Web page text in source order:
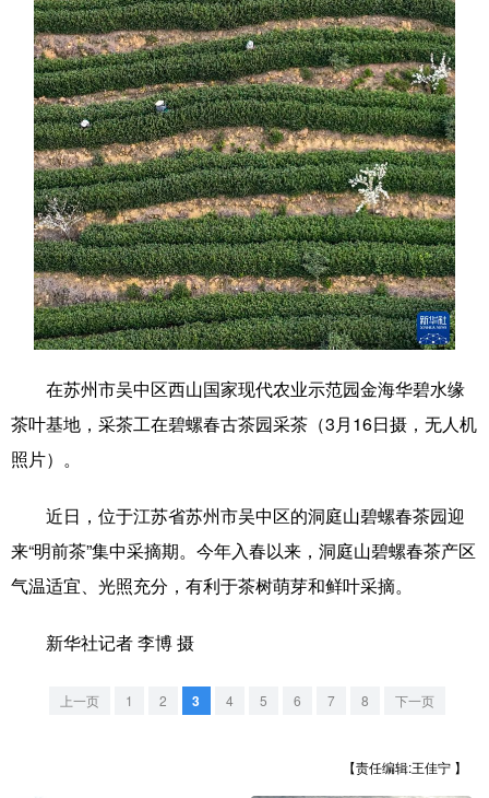
食品 人居 信息化 数字经济
学术中国 乡村振兴 银龄 溯源中国
城市 旅游 能源 会展
彩票 娱乐 时尚 悦读
公益 一带一路 亚太网 上市公司
文化产业
地方频道
北京 天津 河北 山西
广东 广西 海南
内蒙古
在苏州市吴中区西山国家现代农业示范园金海华碧水缘
茶叶基地，采茶工在碧螺春古茶园采茶（3月16日摄，无人机
照片）。
近日，位于江苏省苏州市吴中区的洞庭山碧螺春茶园迎
来“明前茶”集中采摘期。今年入春以来，洞庭山碧螺春茶产区
气温适宜、光照充分，有利于茶树萌芽和鲜叶采摘。
新华社记者 李博 摄
上一页 1 2 3 4 5 6 7 8 下一页
【责任编辑:王佳宁 】